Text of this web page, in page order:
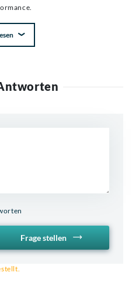
Frage stellen